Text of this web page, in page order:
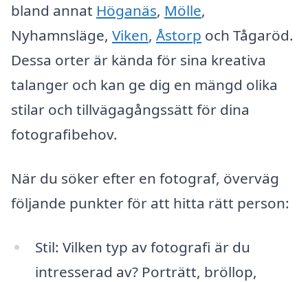
bland annat Höganäs, Mölle,
Nyhamnsläge, Viken, Åstorp och Tågaröd.
Dessa orter är kända för sina kreativa
talanger och kan ge dig en mängd olika
stilar och tillvägagångssätt för dina
fotografibehov.
När du söker efter en fotograf, överväg
följande punkter för att hitta rätt person:
Stil: Vilken typ av fotografi är du
intresserad av? Porträtt, bröllop,